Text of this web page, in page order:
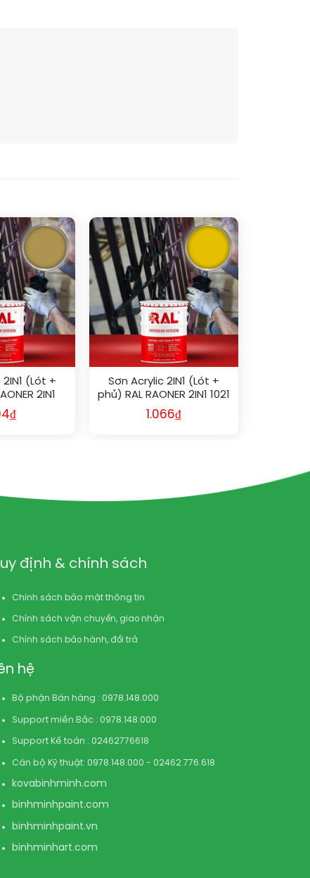
(Lót +
2IN1
₫
Sơn Acrylic 2IN1 (Lót +
phủ) RAL RAONER 2IN1 1021
1.066₫
định & chính sách
Chính sách bảo mật thông tin
Chính sách vận chuyển, giao nhận
Chính sách bảo hành, đổi trả
hệ
Bộ phận Bán hàng : 0978.148.000
Support miền Bắc : 0978.148.000
Support Kế toán : 02462776618
Cán bộ Kỹ thuật: 0978.148.000 - 02462.776.618
kovabinhminh.com
binhminhpaint.com
binhminhpaint.vn
binhminhart.com